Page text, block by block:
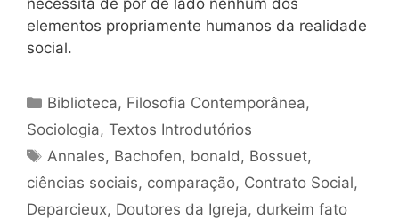
necessita de pôr de lado nenhum dos
elementos propriamente humanos da realidade
social.
Categorias
Biblioteca, Filosofia Contemporânea,
Sociologia, Textos Introdutórios
Tags
Annales, Bachofen, bonald, Bossuet,
ciências sociais, comparação, Contrato Social,
Deparcieux, Doutores da Igreja, durkeim fato